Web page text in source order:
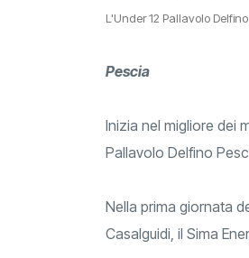
L'Under 12 Pallavolo
Pescia
Inizia nel migliore dei
Pallavolo Delfino
Nella prima giornata
Casalguidi, il Sima